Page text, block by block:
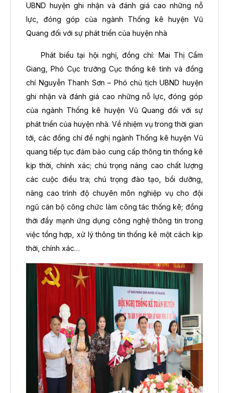
UBND huyện ghi nhận và đánh giá cao những nỗ
lực, đóng góp của ngành Thống kê huyện Vũ
Quang đối với sự phát triển của huyện nhà
Phát biểu tại hội nghị, đồng chí: Mai Thị Cẩm
Giang, Phó Cục trưởng Cục thống kê tỉnh và đồng
chí Nguyễn Thanh Sơn – Phó chủ tịch UBND huyện
ghi nhận và đánh giá cao những nỗ lực, đóng góp
của ngành Thống kê huyện Vũ Quang đối với sự
phát triển của huyện nhà. Về nhiệm vụ trong thời gian
tới, các đồng chí đề nghị ngành Thống kê huyện Vũ
quang tiếp tục đảm bảo cung cấp thông tin thống kê
kịp thời, chính xác; chú trọng nâng cao chất lượng
các cuộc điều tra; chú trọng đào tạo, bồi dưỡng,
nâng cao trình độ chuyên môn nghiệp vụ cho đội
ngũ cán bộ công chức làm công tác thống kê; đồng
thời đẩy mạnh ứng dụng công nghệ thông tin trong
việc tổng hợp, xử lý thông tin thống kê một cách kịp
thời, chính xác…